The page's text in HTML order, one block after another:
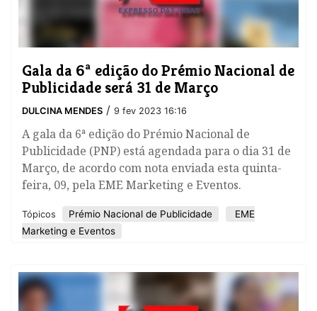
​Gala da 6ª edição do Prémio Nacional de
Publicidade será 31 de Março
DULCINA MENDES / 9 fev 2023 16:16
A gala da 6ª edição do Prémio Nacional de
Publicidade (PNP) está agendada para o dia 31 de
Março, de acordo com nota enviada esta quinta-
feira, 09, pela EME Marketing e Eventos.
Tópicos Prémio Nacional de Publicidade
EME
Marketing e Eventos